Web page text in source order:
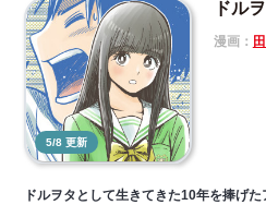
5/8 更新
ドル
漫画：
ドルヲタとして生きてきた10年を捧げ